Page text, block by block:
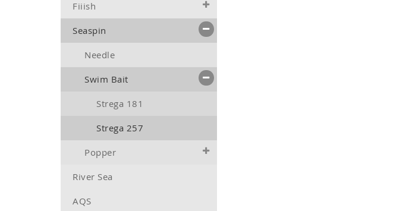
Fiiish
Seaspin
Needle
Swim Bait
Strega 181
Strega 257
Popper
River Sea
AQS